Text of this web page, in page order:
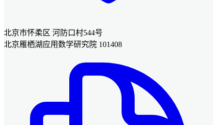
北京市怀柔区 河防口村544号
北京雁栖湖应用数学研究院 101408